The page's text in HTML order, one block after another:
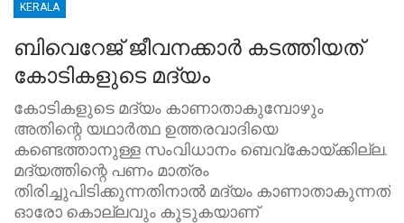
KERALA
ബിവെറേജ് ജീവനക്കാര്‍ കടത്തിയത്
കോടികളുടെ മദ്യം
കോടികളുടെ മദ്യം കാണാതാകുമ്പോഴും
അതിന്റെ യഥാര്‍ത്ഥ ഉത്തരവാദിയെ
കണ്ടെത്താനുള്ള സംവിധാനം ബെവ്‌കോയ്ക്കില്ല.
മദ്യത്തിന്റെ പണം മാത്രം
തിരിച്ചുപിടിക്കുന്നതിനാല്‍ മദ്യം കാണാതാകുന്നത്
ഓരോ കൊല്ലവും കൂടുകയാണ്